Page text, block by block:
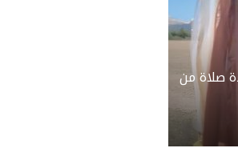
صلاة من